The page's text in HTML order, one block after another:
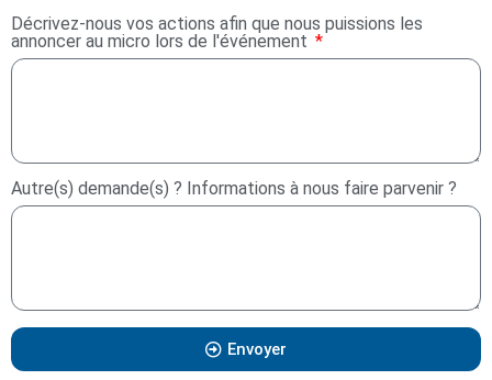
Décrivez-nous vos actions afin que nous puissions les
annoncer au micro lors de l'événement
Autre(s) demande(s) ? Informations à nous faire parvenir ?
Envoyer